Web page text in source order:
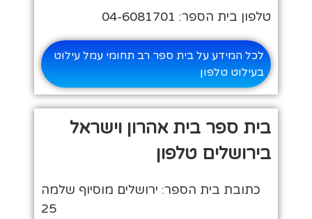
טלפון בית הספר: 04-6081701
לכל המידע על בית ספר רב תחומי עמל עילוט
בעילוט טלפון
בית ספר בית אהרון וישראל
בירושלים טלפון
כתובת בית הספר: ירושלים מוסיוף שלמה
25